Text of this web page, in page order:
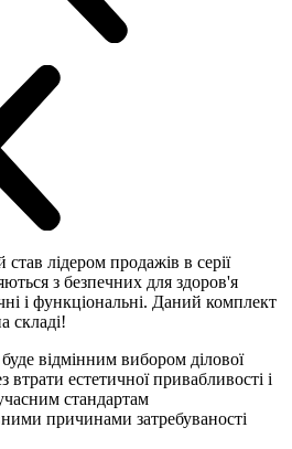
лідером продажів в серії
з безпечних для здоров'я
і функціональні. Даний комплект
складі!
відмінним вибором ділової
втрати естетичної привабливості і
стандартам
причинами затребуваності